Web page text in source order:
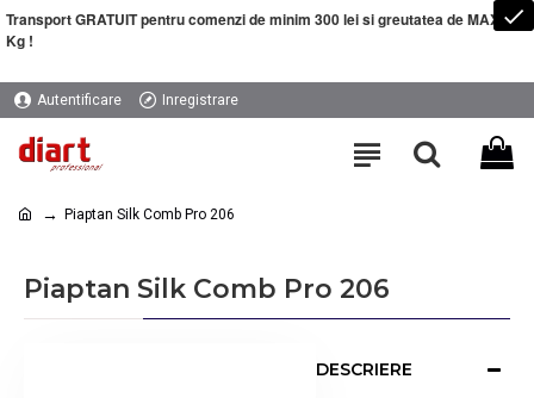
Transport GRATUIT pentru comenzi de minim 300 lei si greutatea de MAXIM 5
Kg !
Autentificare Inregistrare
Piaptan Silk Comb Pro 206
Piaptan Silk Comb Pro 206
DESCRIERE